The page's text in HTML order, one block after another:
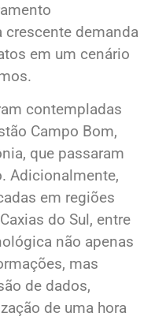
demanda
em um cenário
contempladas
Campo Bom,
que passaram
Adicionalmente,
em regiões
do Sul, entre
não apenas
mas
de dados,
de uma hora